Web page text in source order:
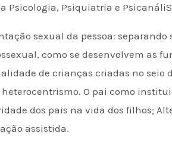
Psicologia, Psiquiatria e
sexual da pessoa: separando
como se desenvolvem as
de crianças criadas no seio
heterocentrismo. O pai como
dos pais na vida dos filhos;
assistida.